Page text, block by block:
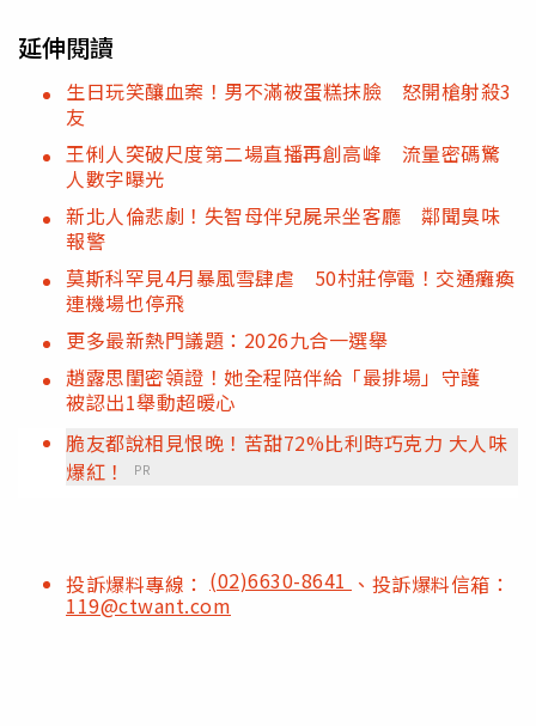
延伸閱讀
生日玩笑釀血案！男不滿被蛋糕抹臉 怒開槍射殺3
友
王俐人突破尺度第二場直播再創高峰 流量密碼驚
人數字曝光
新北人倫悲劇！失智母伴兒屍呆坐客廳 鄰聞臭味
報警
莫斯科罕見4月暴風雪肆虐 50村莊停電！交通癱瘓
連機場也停飛
更多最新熱門議題：2026九合一選舉
趙露思閨密領證！她全程陪伴給「最排場」守護
被認出1舉動超暖心
脆友都說相見恨晚！苦甜72%比利時巧克力 大人味
爆紅！
PR
投訴爆料專線： (02)6630-8641 、投訴爆料信箱：
119@ctwant.com